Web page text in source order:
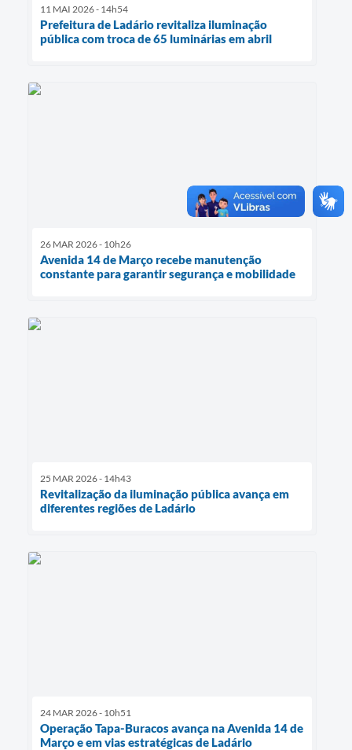
11 MAI 2026 - 14h54
Prefeitura de Ladário revitaliza iluminação
pública com troca de 65 luminárias em abril
26 MAR 2026 - 10h26
Avenida 14 de Março recebe manutenção
constante para garantir segurança e mobilidade
25 MAR 2026 - 14h43
Revitalização da iluminação pública avança em
diferentes regiões de Ladário
24 MAR 2026 - 10h51
Operação Tapa-Buracos avança na Avenida 14 de
Março e em vias estratégicas de Ladário